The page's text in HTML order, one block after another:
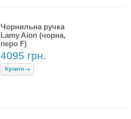
Чорнильна ручка
Lamy Aion (чорна,
перо F)
4095 грн.